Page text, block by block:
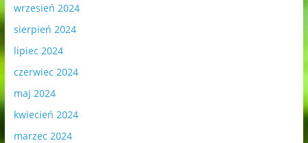
wrzesień 2024
sierpień 2024
lipiec 2024
czerwiec 2024
maj 2024
kwiecień 2024
marzec 2024